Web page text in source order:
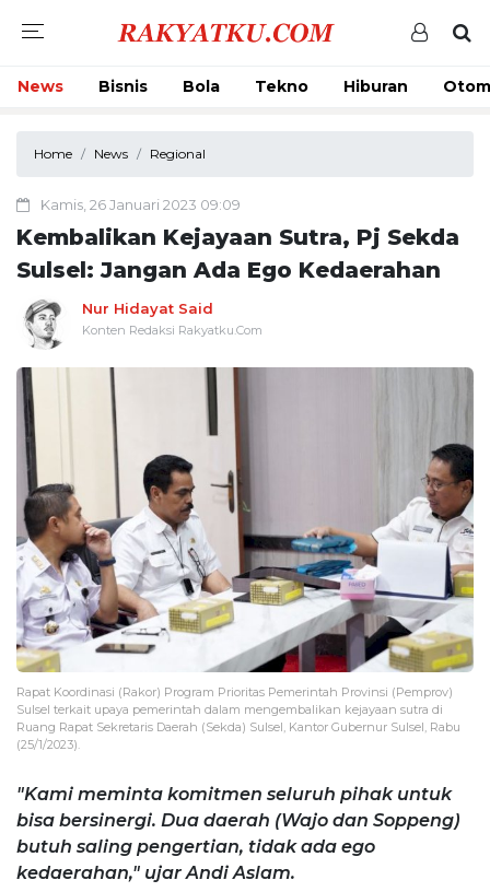
News Bisnis Bola Tekno Hiburan
Home News Regional
Kamis, 26 Januari 2023 09:09
Kembalikan Kejayaan Sutra, Pj Sekda
Sulsel: Jangan Ada Ego Kedaerahan
Nur Hidayat Said
Konten Redaksi Rakyatku.Com
Rapat Koordinasi (Rakor) Program Prioritas Pemerintah Provinsi (Pemprov)
Sulsel terkait upaya pemerintah dalam mengembalikan kejayaan sutra di
Ruang Rapat Sekretaris Daerah (Sekda) Sulsel, Kantor Gubernur Sulsel, Rabu
(25/1/2023).
"Kami meminta komitmen seluruh pihak untuk
bisa bersinergi. Dua daerah (Wajo dan Soppeng)
butuh saling pengertian, tidak ada ego
kedaerahan," ujar Andi Aslam.